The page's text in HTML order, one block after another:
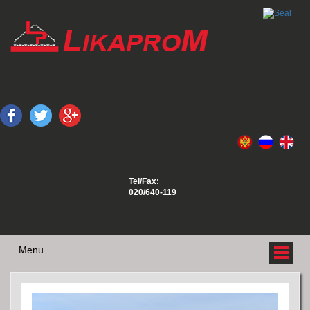
Tel/Fax:
020/640-119
Menu